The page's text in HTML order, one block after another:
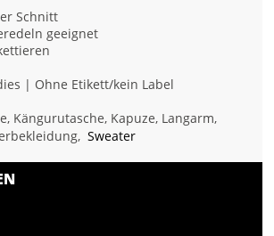
Schnitt
geeignet
| Ohne Etikett/kein Label
Kängurutasche, Kapuze, Langarm,
Sweater